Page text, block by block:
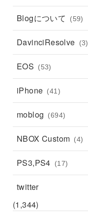
Blogについて (59)
DavinciResolve (3)
EOS (53)
iPhone (41)
moblog (694)
NBOX Custom (4)
PS3,PS4 (17)
twitter
(1,344)